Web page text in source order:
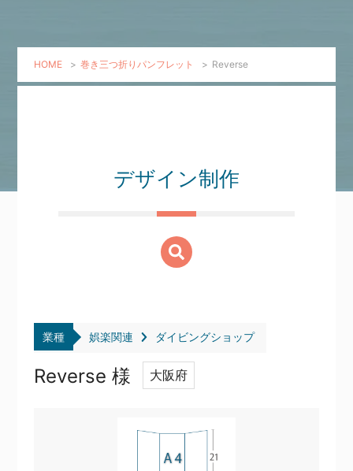
HOME > 巻き三つ折りパンフレット > Reverse
デザイン制作
業種 娯楽関連 ダイビングショップ
Reverse 様 大阪府